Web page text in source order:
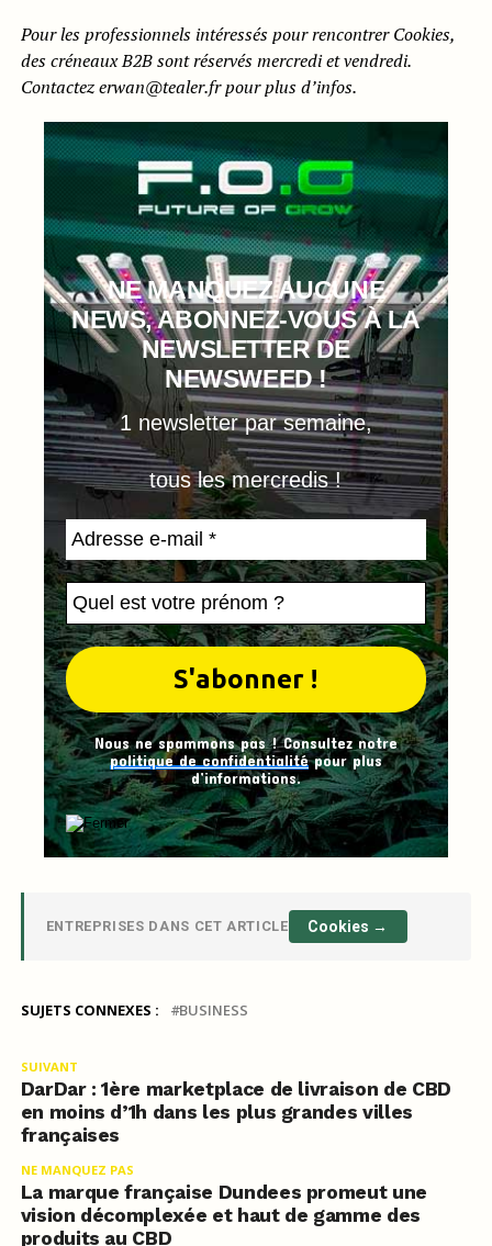
Pour les professionnels intéressés pour rencontrer Cookies,
des créneaux B2B sont réservés mercredi et vendredi.
Contactezerwan@tealer.frpour plus d’infos.
NE MANQUEZ AUCUNE
NEWS, ABONNEZ-VOUS À LA
NEWSLETTER DE
NEWSWEED !
1 newsletter par semaine,
tous les mercredis !
Nous ne spammons pas ! Consultez notre
politique de confidentialitépour plus
d’informations.
ENTREPRISES DANS CET ARTICLE Cookies →
SUJETS CONNEXES : BUSINESS
SUIVANT
DarDar : 1ère marketplace de livraison de CBD
en moins d’1h dans les plus grandes villes
françaises
NE MANQUEZ PAS
La marque française Dundees promeut une
vision décomplexée et haut de gamme des
produits au CBD